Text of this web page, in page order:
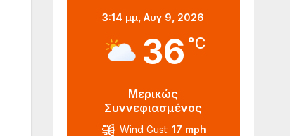
3:14 μμ,Αυγ 9, 2026
36 °C
Μερικώς
Συννεφιασμένος
Wind Gust: 17 mph